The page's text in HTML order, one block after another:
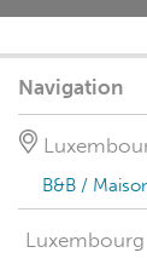
Navigation
B&B /
Luxembourg